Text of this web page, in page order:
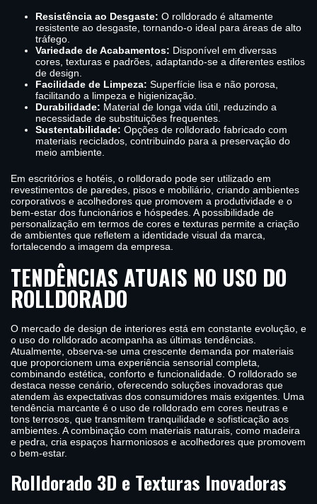
Resistência ao Desgaste: O rolldorado é altamente
resistente ao desgaste, tornando-o ideal para áreas de alto
tráfego.
Variedade de Acabamentos: Disponível em diversas
cores, texturas e padrões, adaptando-se a diferentes estilos
de design.
Facilidade de Limpeza: Superfície lisa e não porosa,
facilitando a limpeza e higienização.
Durabilidade: Material de longa vida útil, reduzindo a
necessidade de substituições frequentes.
Sustentabilidade: Opções de rolldorado fabricado com
materiais reciclados, contribuindo para a preservação do
meio ambiente.
Em escritórios e hotéis, o rolldorado pode ser utilizado em
revestimentos de paredes, pisos e mobiliário, criando ambientes
corporativos e acolhedores que promovem a produtividade e o
bem-estar dos funcionários e hóspedes. A possibilidade de
personalização em termos de cores e texturas permite a criação
de ambientes que refletem a identidade visual da marca,
fortalecendo a imagem da empresa.
TENDÊNCIAS ATUAIS NO USO DO
ROLLDORADO
O mercado de design de interiores está em constante evolução, e
o uso do rolldorado acompanha as últimas tendências.
Atualmente, observa-se uma crescente demanda por materiais
que proporcionem uma experiência sensorial completa,
combinando estética, conforto e funcionalidade. O rolldorado se
destaca nesse cenário, oferecendo soluções inovadoras que
atendem às expectativas dos consumidores mais exigentes. Uma
tendência marcante é o uso de rolldorado em cores neutras e
tons terrosos, que transmitem tranquilidade e sofisticação aos
ambientes. A combinação com materiais naturais, como madeira
e pedra, cria espaços harmoniosos e acolhedores que promovem
o bem-estar.
Rolldorado 3D e Texturas Inovadoras